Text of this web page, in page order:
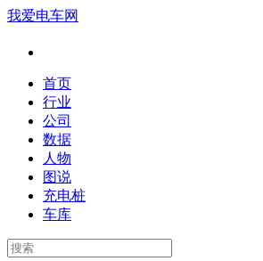
我爱电车网
首页
行业
公司
数据
人物
图说
充电桩
车库